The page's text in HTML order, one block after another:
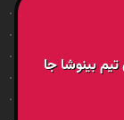
بینوشا جا